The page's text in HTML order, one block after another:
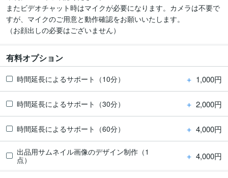
またビデオチャット時はマイクが必要になります。カメラは不要で
すが、マイクのご用意と動作確認をお願いいたします。
（お顔出しの必要はございません）
有料オプション
時間延長によるサポート（10分） ＋ 1,000円
時間延長によるサポート（30分） ＋ 2,000円
時間延長によるサポート（60分） ＋ 4,000円
出品用サムネイル画像のデザイン制作（1
点）
＋ 4,000円